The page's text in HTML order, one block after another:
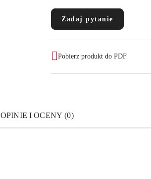
Zadaj pytanie
Pobierz produkt do PDF
OPINIE I OCENY (0)